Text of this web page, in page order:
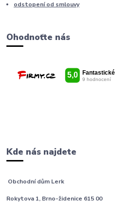
odstopení od smlouvy
Ohodnoťte nás
Kde nás najdete
Obchodní dům Lerk
Rokytova 1, Brno-židenice 615 00